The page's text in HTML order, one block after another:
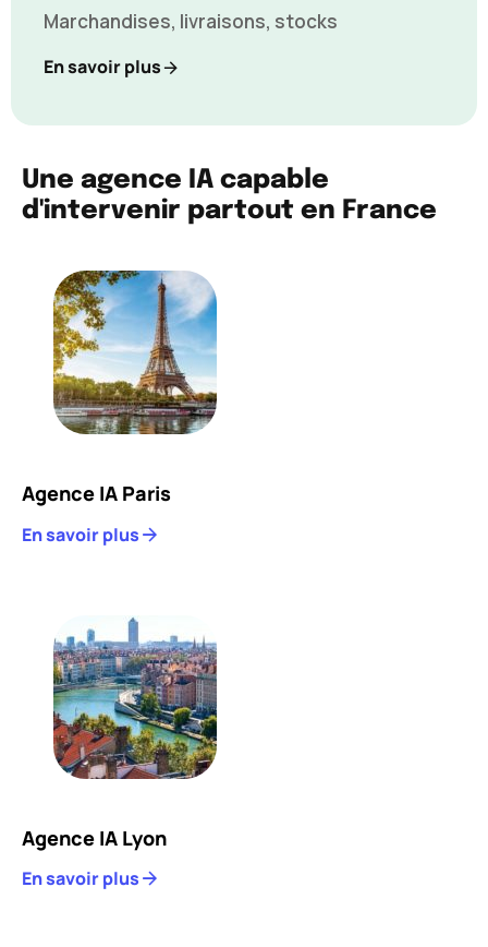
Marchandises, livraisons, stocks
En savoir plus
Une agence IA capable
d'intervenir partout en France
Agence IA Paris
En savoir plus
Agence IA Lyon
En savoir plus